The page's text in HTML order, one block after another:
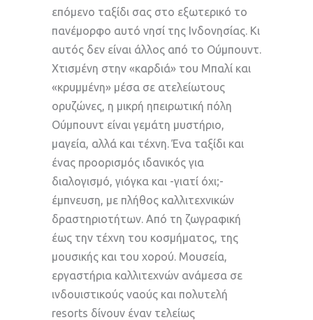
επόμενο ταξίδι σας στο εξωτερικό το
πανέμορφο αυτό νησί της Ινδονησίας. Κι
αυτός δεν είναι άλλος από το Ούμπουντ.
Χτισμένη στην «καρδιά» του Μπαλί και
«κρυμμένη» μέσα σε ατελείωτους
ορυζώνες, η μικρή ηπειρωτική πόλη
Ούμπουντ είναι γεμάτη μυστήριο,
μαγεία, αλλά και τέχνη. Ένα ταξίδι και
ένας προορισμός ιδανικός για
διαλογισμό, γιόγκα και -γιατί όχι;-
έμπνευση, με πλήθος καλλιτεχνικών
δραστηριοτήτων. Από τη ζωγραφική
έως την τέχνη του κοσμήματος, της
μουσικής και του χορού. Μουσεία,
εργαστήρια καλλιτεχνών ανάμεσα σε
ινδουιστικούς ναούς και πολυτελή
resorts δίνουν έναν τελείως